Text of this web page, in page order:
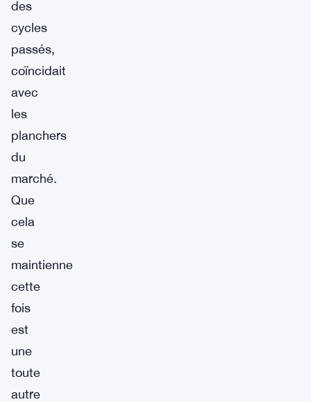
des
cycles
passés,
coïncidait
avec
les
planchers
du
marché.
Que
cela
se
maintienne
cette
fois
est
une
toute
autre